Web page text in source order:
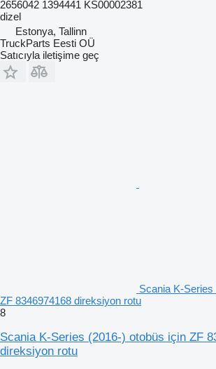
2656042 1394441 KS00002381
dizel
Estonya, Tallinn
TruckParts Eesti OÜ
Satıcıyla iletişime geç
Scania K-
ZF 8346974168 direksiyon rotu
8
Scania K-Series (2016-) otobüs için ZF
direksiyon rotu